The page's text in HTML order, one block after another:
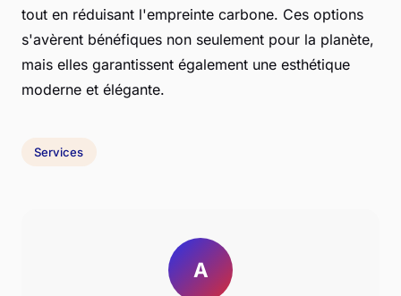
tout en réduisant l'empreinte carbone. Ces options
s'avèrent bénéfiques non seulement pour la planète,
mais elles garantissent également une esthétique
moderne et élégante.
Services
A